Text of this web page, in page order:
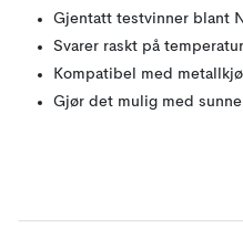
Gjentatt testvinner blant
Svarer raskt på
Kompatibel med
Gjør det mulig med